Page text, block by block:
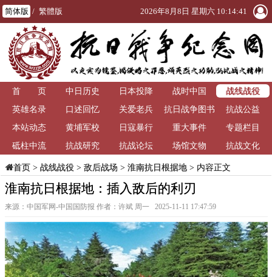
简体版 / 繁體版 2026年8月8日 星期六 10:14:41
首 页 中日历史 日本投降 战时中国
战线战役
英雄名录
口述回忆 关爱老兵
抗日战争图书
馆
抗战公益
本站动态
黄埔军校 日寇暴行 重大事件
专题栏目
砥柱中流
抗战研究 抗战论坛 场馆文物 抗战文化
首页> 战线战役> 敌后战场 > 淮南抗日根据地> 内容正文
淮南抗日根据地：插入敌后的利刃
来源：中国军网-中国国防报 作者：许斌 周一 2025-11-11 17:47:59